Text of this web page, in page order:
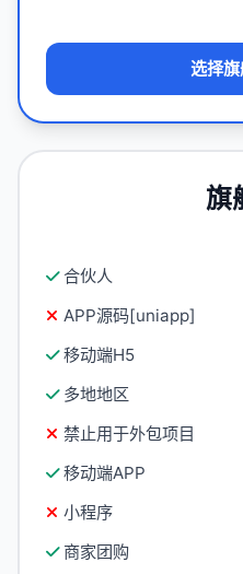
选择
旗
合伙人
APP源码[uniapp]
移动端H5
多地地区
禁止用于外包项目
移动端APP
小程序
商家团购